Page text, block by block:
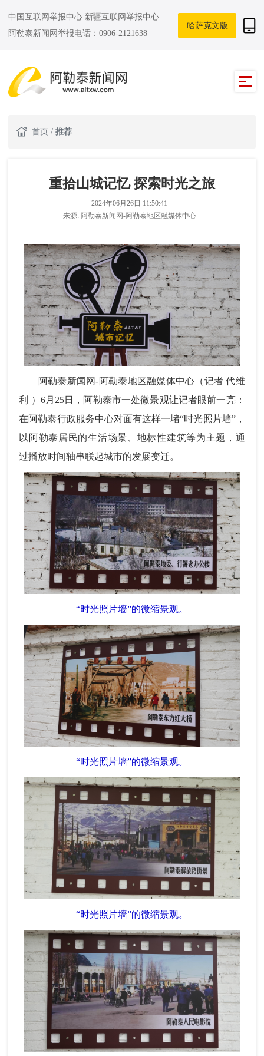
中国互联网举报中心 新疆互联网举报中心
阿勒泰新闻网举报电话：0906-2121638
哈萨克文版
首页 / 推荐
重拾山城记忆 探索时光之旅
2024年06月26日 11:50:41
来源: 阿勒泰新闻网-阿勒泰地区融媒体中心
阿勒泰新闻网-阿勒泰地区融媒体中心（记者 代维
利
） 6月25日，阿勒泰市一处微景观让记者眼前一亮：
在阿勒泰行政服务中心对面有这样一堵“时光照片墙”，
以阿勒泰居民的生活场景、地标性建筑等为主题，通
过播放时间轴串联起城市的发展变迁。
“时光照片墙”的微缩景观。
“时光照片墙”的微缩景观。
“时光照片墙”的微缩景观。